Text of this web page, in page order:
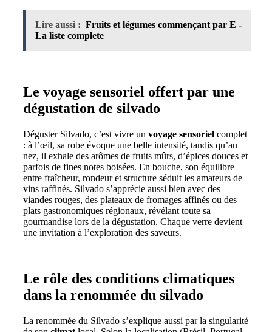
Lire aussi : Fruits et légumes commençant par E -
La liste complete
Le voyage sensoriel offert par une
dégustation de silvado
Déguster Silvado, c’est vivre un voyage sensoriel complet
: à l’œil, sa robe évoque une belle intensité, tandis qu’au
nez, il exhale des arômes de fruits mûrs, d’épices douces et
parfois de fines notes boisées. En bouche, son équilibre
entre fraîcheur, rondeur et structure séduit les amateurs de
vins raffinés. Silvado s’apprécie aussi bien avec des
viandes rouges, des plateaux de fromages affinés ou des
plats gastronomiques régionaux, révélant toute sa
gourmandise lors de la dégustation. Chaque verre devient
une invitation à l’exploration des saveurs.
Le rôle des conditions climatiques
dans la renommée du silvado
La renommée du Silvado s’explique aussi par la singularité